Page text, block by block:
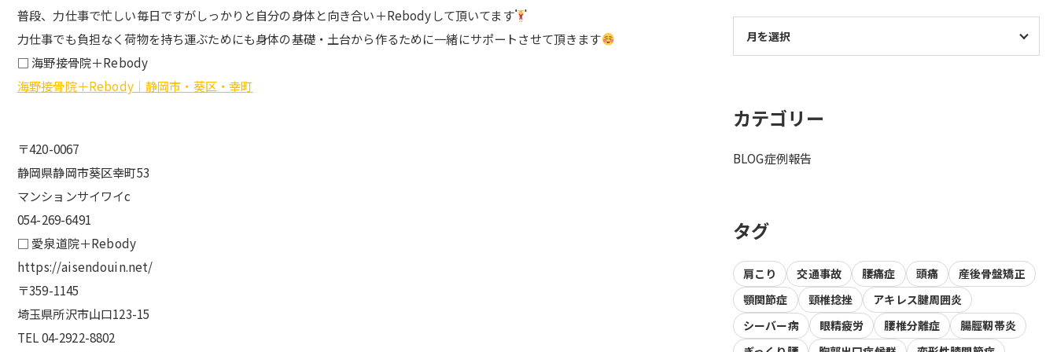
普段、力仕事で忙しい毎日ですがしっかりと自分の身体と向き合い＋Rebodyして頂いてます
力仕事でも負担なく荷物を持ち運ぶためにも身体の基礎・土台から作るために一緒にサポートさせて頂きます
□ 海野接骨院＋Rebody
海野接骨院＋Rebody｜静岡市・葵区・幸町
〒420-0067
静岡県静岡市葵区幸町53
マンションサイワイc
054-269-6491
□ 愛泉道院＋Rebody
https://aisendouin.net/
〒359-1145
埼玉県所沢市山口123-15
TEL 04-2922-8802
カテゴリー
BLOG症例報告
タグ
肩こり 交通事故 腰痛症 頭痛
産後骨盤矯正
顎関節症
頸椎捻挫
アキレス腱周囲炎
シーバー病
眼精疲労 腰椎分離症
腸脛靭帯炎